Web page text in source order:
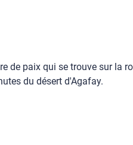
de paix qui se trouve sur la
du désert d'Agafay.